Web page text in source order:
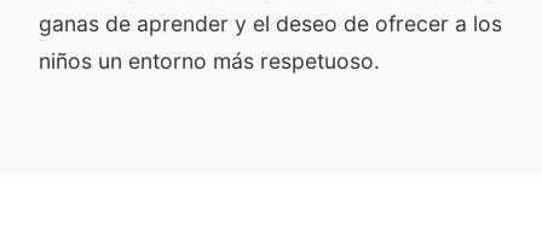
ganas de aprender y el deseo de ofrecer a los
niños un entorno más respetuoso.